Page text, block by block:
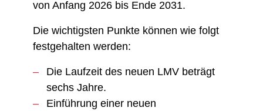
von Anfang 2026 bis Ende 2031.
Die wichtigsten Punkte können wie folgt
festgehalten werden:
Die Laufzeit des neuen LMV beträgt
sechs Jahre.
Einführung einer neuen